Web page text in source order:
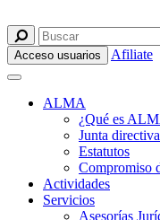
Acceso usuarios Afiliate
ALMA
¿Qué es
Junta directiva
Estatutos
Compromiso
Actividades
Servicios
Asesorías